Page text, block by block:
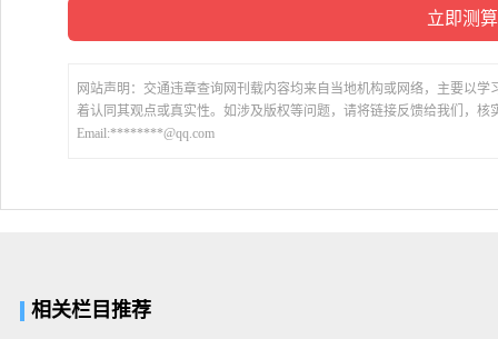
网站声明：交通违章查询网刊载内容均来自当地机构或网络，主要以
着认同其观点或真实性。如涉及版权等问题，请将链接反馈给我们，核
Email:********@qq.com
相关栏目推荐